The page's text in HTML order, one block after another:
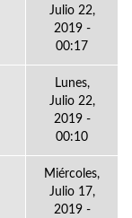
Julio 22,
2019 -
00:17
Lunes,
Julio 22,
2019 -
00:10
Miércoles,
Julio 17,
2019 -